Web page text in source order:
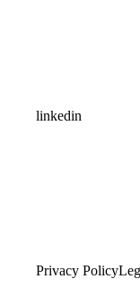
linkedin
Privacy Policy